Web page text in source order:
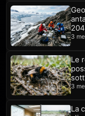
3
Le
3
La